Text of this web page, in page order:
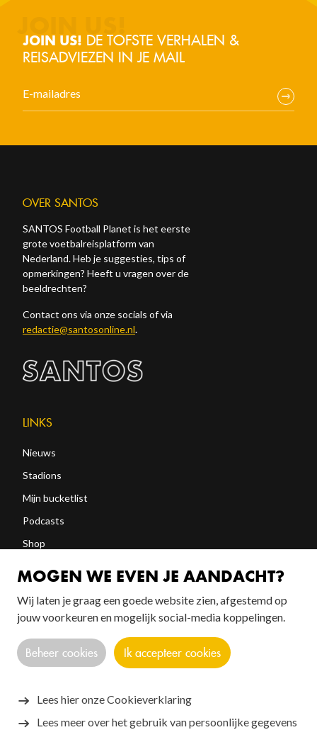
JOIN US! DE TOFSTE VERHALEN &
REISADVIEZEN IN JE MAIL
OVER SANTOS
SANTOS Football Planet is het eerste
grote voetbalreisplatform van
Nederland. Heb je suggesties, tips of
opmerkingen? Heeft u vragen over de
beeldrechten?
Contact ons via onze socials of via
redactie@santosonline.nl.
LINKS
Nieuws
Stadions
Mijn bucketlist
Podcasts
Shop
FOLLOW US!
Copyright © 2026 SANTOS
MOGEN WE EVEN JE AANDACHT?
Wij laten je graag een goede website zien, afgestemd op
jouw voorkeuren en mogelijk social-media koppelingen.
Beheer cookies Ik accepteer cookies
Lees hier onze Cookieverklaring
Lees meer over het gebruik van persoonlijke gegevens